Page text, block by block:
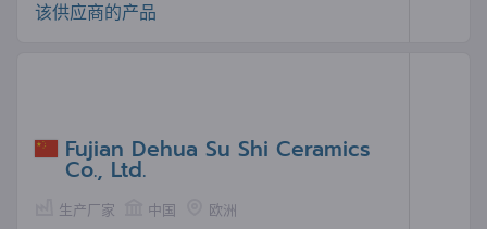
该供应商的产品
Fujian Dehua Su Shi Ceramics
Co., Ltd.
生产厂家 中国 欧洲